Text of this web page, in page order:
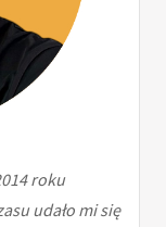
roku
udało mi się